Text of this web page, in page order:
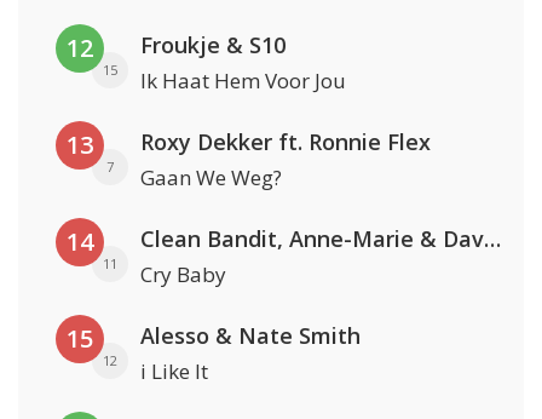
12
15
Froukje & S10
Ik Haat Hem Voor Jou
13
7
Roxy Dekker ft. Ronnie Flex
Gaan We Weg?
14
11
Clean Bandit, Anne-Marie & David Guetta
Cry Baby
15
12
Alesso & Nate Smith
i Like It